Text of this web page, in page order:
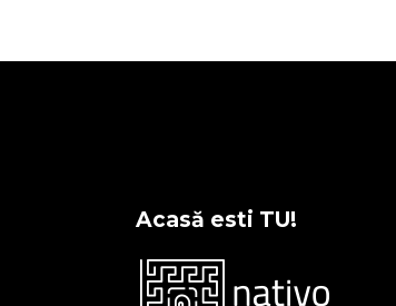
Acasă esti TU!